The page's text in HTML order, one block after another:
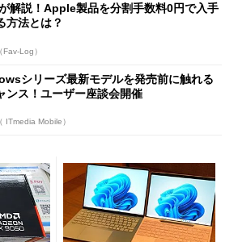
解説！Apple製品を分割手数料0円で入手
方法とは？
Fav-Log）
シリーズ最新モデルを発売前に触れる
ンス！ユーザー座談会開催
ITmedia Mobile）